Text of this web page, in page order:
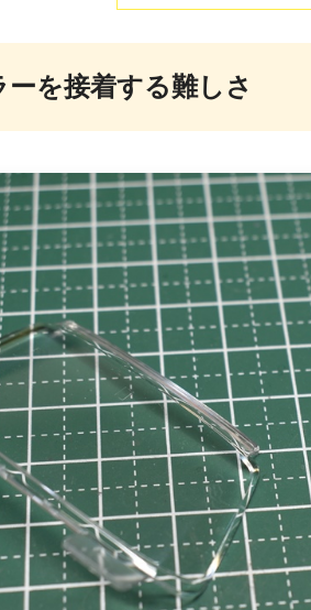
を接着する難しさ